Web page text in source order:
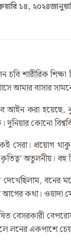
১৪, ২০২৪
চবি শারীরিক
আমার বাসার
আইন করা হয়েছে,
কোনো
প্রয়োগ থাকুক
অতুলনীয়। বহু
বনের
কথা। ওয়াদা
বেসরকারী
লনের একপাশে